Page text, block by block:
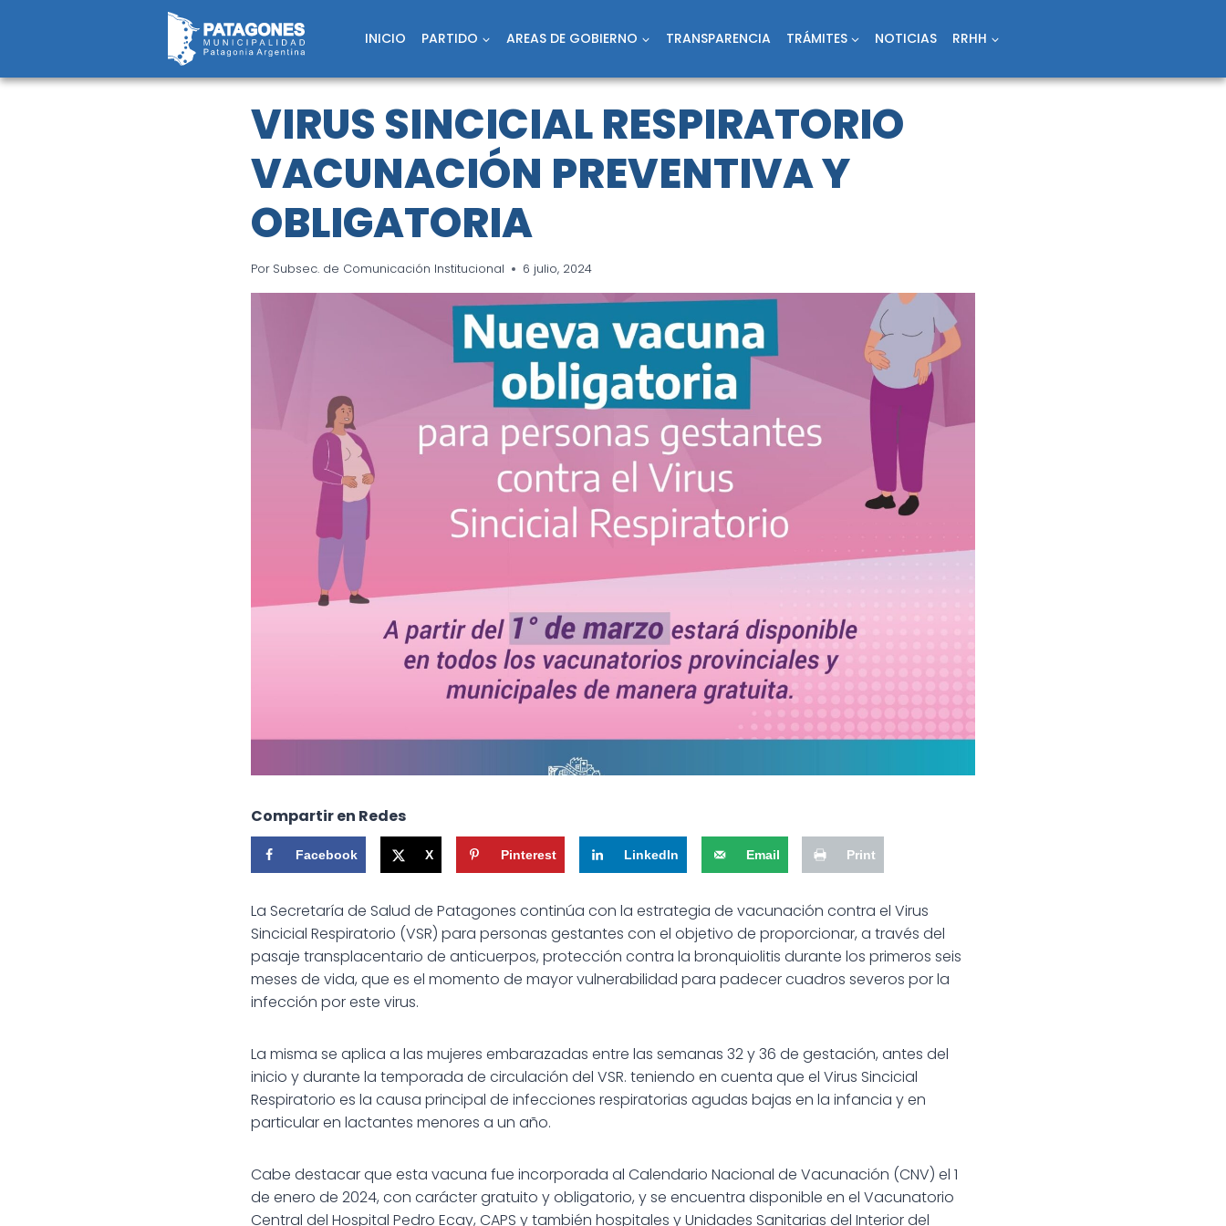
INICIO PARTIDO AREAS DE GOBIERNO TRANSPARENCIA TRÁMITES NOTICIAS RRHH
VIRUS SINCICIAL RESPIRATORIO
VACUNACIÓN PREVENTIVA Y
OBLIGATORIA
Por Subsec. de Comunicación Institucional 6 julio, 2024
Compartir en Redes
Facebook X Pinterest LinkedIn Email Print
La Secretaría de Salud de Patagones continúa con la estrategia de vacunación contra el Virus
Sincicial Respiratorio (VSR) para personas gestantes con el objetivo de proporcionar, a través del
pasaje transplacentario de anticuerpos, protección contra la bronquiolitis durante los primeros seis
meses de vida, que es el momento de mayor vulnerabilidad para padecer cuadros severos por la
infección por este virus.
La misma se aplica a las mujeres embarazadas entre las semanas 32 y 36 de gestación, antes del
inicio y durante la temporada de circulación del VSR. teniendo en cuenta que el Virus Sincicial
Respiratorio es la causa principal de infecciones respiratorias agudas bajas en la infancia y en
particular en lactantes menores a un año.
Cabe destacar que esta vacuna fue incorporada al Calendario Nacional de Vacunación (CNV) el 1
de enero de 2024, con carácter gratuito y obligatorio, y se encuentra disponible en el Vacunatorio
Central del Hospital Pedro Ecay, CAPS y también hospitales y Unidades Sanitarias del Interior del